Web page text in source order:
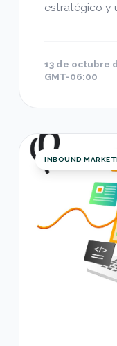
estratégico y
13 de octubre
GMT-06:00
Claves para
INBOUND